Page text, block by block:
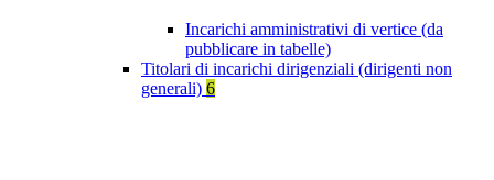
Incarichi amministrativi di vertice (da
pubblicare in tabelle)
Titolari di incarichi dirigenziali (dirigenti non
generali) 6